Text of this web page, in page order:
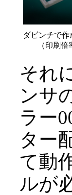
ダビンチで作
（印刷倍
それ
ンサ
ラー
ター
て動
ルが